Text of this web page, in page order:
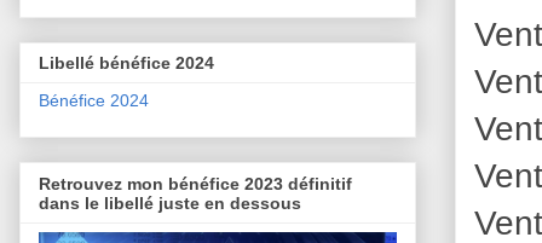
Libellé bénéfice 2024
Bénéfice 2024
Retrouvez mon bénéfice 2023 définitif
dans le libellé juste en dessous